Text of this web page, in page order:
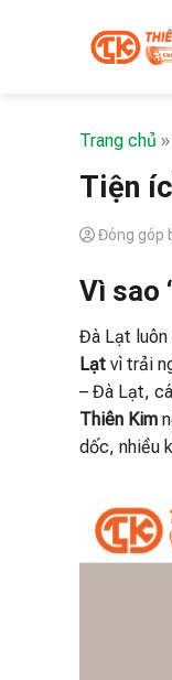
Trang chủ »
Tiện
Đóng góp
Vì sao
Đà Lạt luôn
Lạt vì trải
– Đà Lạt,
Thiên Kim
dốc, nhiều